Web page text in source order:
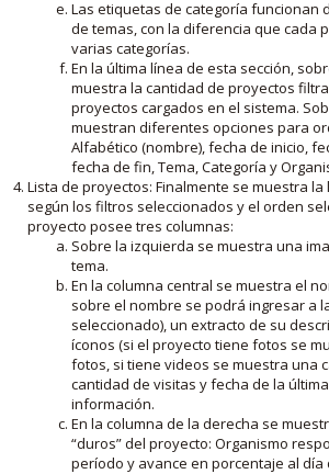
Las etiquetas de categoría funcionan
de temas, con la diferencia que cada
varias categorías.
En la última línea de esta sección,
muestra la cantidad de proyectos
proyectos cargados en el sistema.
muestran diferentes opciones para
Alfabético (nombre), fecha de inicio,
fecha de fin, Tema, Categoría y
Lista de proyectos: Finalmente se muestra
según los filtros seleccionados y el orden
proyecto posee tres columnas:
Sobre la izquierda se muestra una
tema.
En la columna central se muestra el
sobre el nombre se podrá ingresar a
seleccionado), un extracto de su
íconos (si el proyecto tiene fotos se
fotos, si tiene videos se muestra una
cantidad de visitas y fecha de la
información.
En la columna de la derecha se
“duros” del proyecto: Organismo
período y avance en porcentaje al día